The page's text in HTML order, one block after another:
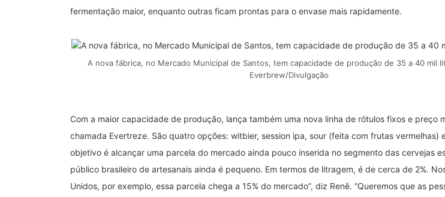
fermentação maior, enquanto outras ficam prontas para o envase mais rapidamente.
A nova fábrica, no Mercado Municipal de Santos, tem capacidade de produção de 35 a 40 mil
Everbrew/Divulgação
Com a maior capacidade de produção, lança também uma nova linha de rótulos fixos e preço
chamada Evertreze. São quatro opções: witbier, session ipa, sour (feita com frutas vermelhas)
objetivo é alcançar uma parcela do mercado ainda pouco inserida no segmento das cervejas
público brasileiro de artesanais ainda é pequeno. Em termos de litragem, é de cerca de 2%.
Unidos, por exemplo, essa parcela chega a 15% do mercado”, diz Renê. “Queremos que as